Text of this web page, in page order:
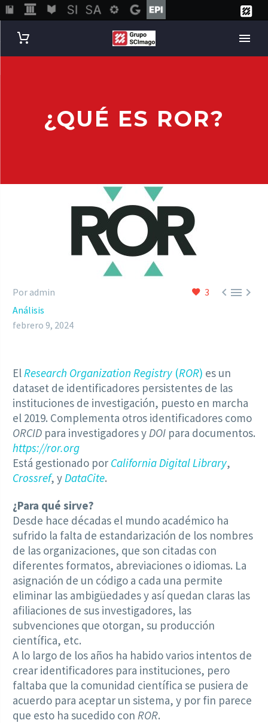
¿QUÉ ES ROR?
3 
Por admin
Análisis
febrero 9, 2024
ElResearch Organization Registry (ROR) es un
dataset de identificadores persistentes de las
instituciones de investigación, puesto en marcha
el 2019. Complementa otros identificadores como
ORCID para investigadores yDOI para documentos.
https://ror.org
Está gestionado por California Digital Library,
Crossref, yDataCite.
¿Para qué sirve?
Desde hace décadas el mundo académico ha
sufrido la falta de estandarización de los nombres
de las organizaciones, que son citadas con
diferentes formatos, abreviaciones o idiomas. La
asignación de un código a cada una permite
eliminar las ambigüedades y así quedan claras las
afiliaciones de sus investigadores, las
subvenciones que otorgan, su producción
científica, etc.
A lo largo de los años ha habido varios intentos de
crear identificadores para instituciones, pero
faltaba que la comunidad científica se pusiera de
acuerdo para aceptar un sistema, y por fin parece
que esto ha sucedido con ROR.